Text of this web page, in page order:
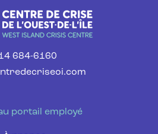
684-6160
portail employé